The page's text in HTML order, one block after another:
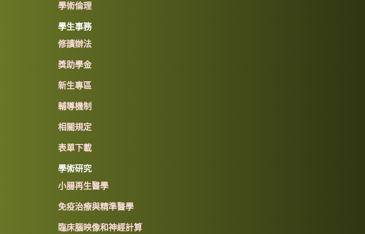
學術倫理
學生事務
修讀辦法
獎助學金
新生專區
輔導機制
相關規定
表單下載
學術研究
小腸再生醫學
免疫治療與精準醫學
臨床腦映像和神經計算